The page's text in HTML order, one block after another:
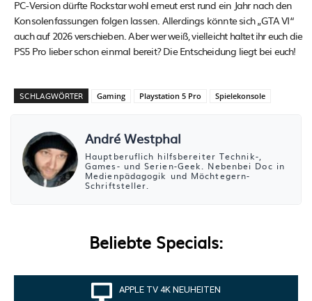
PC-Version dürfte Rockstar wohl erneut erst rund ein Jahr nach den
Konsolenfassungen folgen lassen. Allerdings könnte sich „GTA VI“
auch auf 2026 verschieben. Aber wer weiß, vielleicht haltet ihr euch die
PS5 Pro lieber schon einmal bereit? Die Entscheidung liegt bei euch!
SCHLAGWÖRTER Gaming Playstation 5 Pro Spielekonsole
André Westphal
Hauptberuflich hilfsbereiter Technik-,
Games- und Serien-Geek. Nebenbei Doc in
Medienpädagogik und Möchtegern-
Schriftsteller.
Beliebte Specials:
APPLE TV 4K NEUHEITEN